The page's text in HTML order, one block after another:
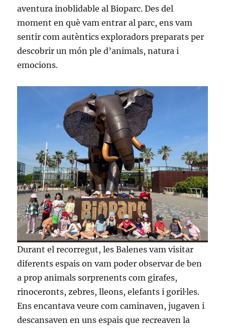
aventura inoblidable al Bioparc. Des del
moment en què vam entrar al parc, ens vam
sentir com autèntics exploradors preparats per
descobrir un món ple d’animals, natura i
emocions.
Durant el recorregut, les Balenes vam visitar
diferents espais on vam poder observar de ben
a prop animals sorprenents com girafes,
rinoceronts, zebres, lleons, elefants i goril·les.
Ens encantava veure com caminaven, jugaven i
descansaven en uns espais que recreaven la